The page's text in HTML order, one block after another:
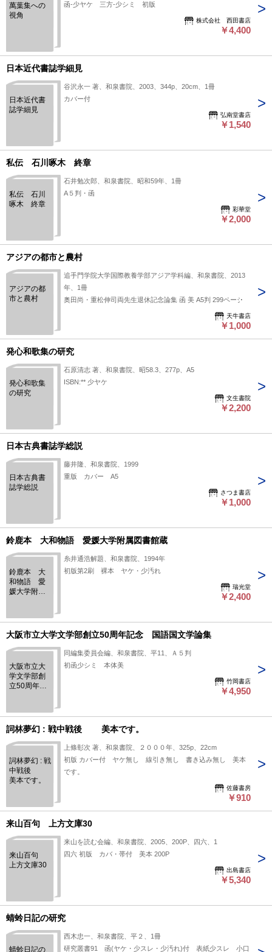
萬葉集への
視角
函‐少ヤケ 三方‐少シミ 初版
株式会社 西田書店
￥4,400
日本近代書誌学細見
日本近代書
誌学細見
谷沢永一 著、和泉書院、2003、344p、20cm、1冊
カバー付
弘南堂書店
￥1,540
私伝 石川啄木 終章
私伝 石川
啄木 終章
石井勉次郎、和泉書院、昭和59年、1冊
A５判・函
彩華堂
￥2,000
アジアの都市と農村
アジアの都
市と農村
追手門学院大学国際教養学部アジア学科編、和泉書院、2013
年、1冊
奥田尚・重松伸司両先生退休記念論集 函 美 A5判 299ページ
天牛書店
￥1,000
発心和歌集の研究
発心和歌集
の研究
石原清志 著、和泉書院、昭58.3、277p、A5
ISBN:** 少ヤケ
文生書院
￥2,200
日本古典書誌学総説
日本古典書
誌学総説
藤井隆、和泉書院、1999
重版 カバー A5
さつま書店
￥1,000
鈴鹿本 大和物語 愛媛大学附属図書館蔵
鈴鹿本 大
和物語 愛
媛大学附属
糸井通浩解題、和泉書院、1994年
初版第2刷 裸本 ヤケ・少汚れ
瑞光堂
￥2,400
大阪市立大学文学部創立50周年記念 国語国文学論集
大阪市立大
学文学部創
立50周年記
同編集委員会編、和泉書院、平11、Ａ５判
初函少シミ 本体美
竹岡書店
￥4,950
詞林夢幻 : 戦中戦後 美本です。
詞林夢幻 : 戦
中戦後
美本です。
上條彰次 著、和泉書院、２０００年、325p、22cm
初版 カバー付 ヤケ無し 線引き無し 書き込み無し 美本
です。
佐藤書房
￥910
来山百句 上方文庫30
来山百句
上方文庫30
来山を読む会編、和泉書院、2005、200P、四六、1
四六 初版 カバ・帯付 美本 200P
出島書店
￥5,340
蜻蛉日記の研究
蜻蛉日記の
西木忠一、和泉書院、平２、1冊
研究叢書91 函(ヤケ・少スレ・少汚れ)付 表紙少スレ 小口